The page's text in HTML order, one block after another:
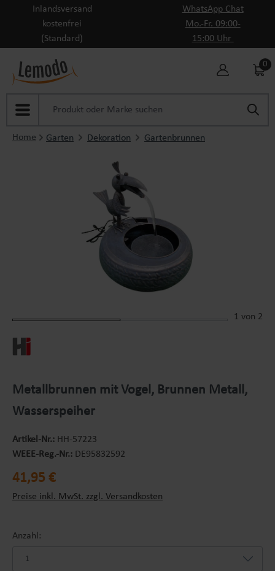
Zum Hauptinhalt springen
Inlandsversand
kostenfrei
(Standard)
WhatsApp Chat
Mo.-Fr. 09:00-
15:00 Uhr
0
Home Garten Dekoration Gartenbrunnen
1 von 2
Metallbrunnen mit Vogel, Brunnen Metall,
Wasserspeiher
Artikel-Nr.: HH-57223
WEEE-Reg.-Nr.: DE95832592
Regulärer Preis:
41,95 €
Preise inkl. MwSt. zzgl. Versandkosten
Anzahl: